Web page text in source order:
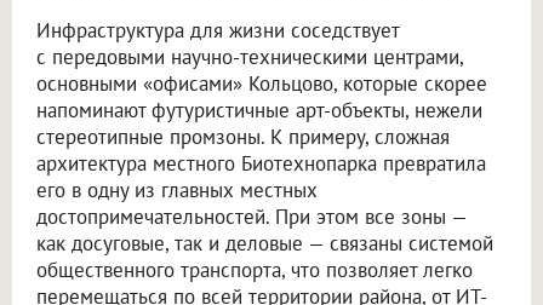
Инфраструктура для жизни соседствует
с передовыми научно-техническими центрами,
основными «офисами» Кольцово, которые скорее
напоминают футуристичные арт-объекты, нежели
стереотипные промзоны. К примеру, сложная
архитектура местного Биотехнопарка превратила
его в одну из главных местных
достопримечательностей. При этом все зоны —
как досуговые, так и деловые — связаны системой
общественного транспорта, что позволяет легко
перемещаться по всей территории района, от ИТ-